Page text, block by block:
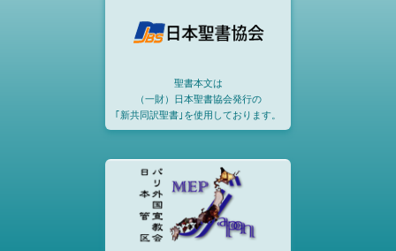
聖書本文は
（一財）日本聖書協会発行の
｢新共同訳聖書｣を使用しております。